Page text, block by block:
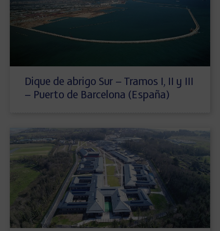
Dique de abrigo Sur – Tramos I, II y III
– Puerto de Barcelona (España)